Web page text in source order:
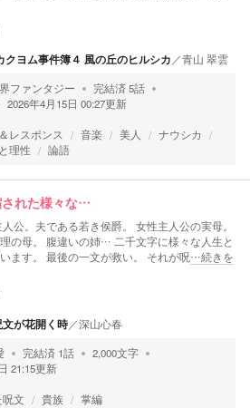
クヨム事件簿４ 風の丘のヒルシカ ／青山 翠雲
ファンタジー 完結済5話
2026年4月15日 00:27更新
レスポンス 音楽 美人
ナウシカ
理性 論語
された様々な…
公。夫である若き侯爵。 女性主人公の実母。
の母。 腹違いの姉… 二千文字に様々な人生と
ます。 最後の一文が救い。 それが呪…続きを
が花開く時／深山心春
完結済 1話 2,000文字
21:15更新
文 貴族 掌編